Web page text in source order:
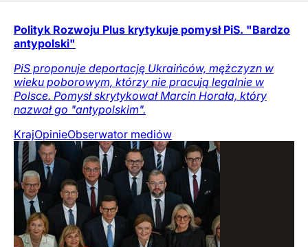
Polityk Rozwoju Plus krytykuje pomysł PiS. "Bardzo
antypolski"
PiS proponuje deportację Ukraińców, mężczyzn w
wieku poborowym, którzy nie pracują legalnie w
Polsce. Pomysł skrytykował Marcin Horała, który
nazwał go "antypolskim".
KrajOpinieObserwator mediów